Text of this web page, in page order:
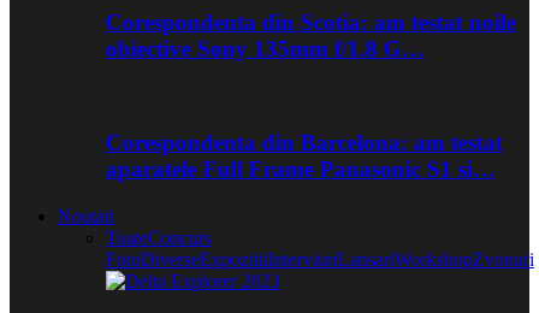
Corespondenta din Scotia: am testat noile
obiective Sony 135mm f/1.8 G…
Corespondenta din Barcelona: am testat
aparatele Full Frame Panasonic S1 si…
Noutati
ToateConcurs
FotoDiverseExpozitiiInterviuriLansariWorkshopZvonuri